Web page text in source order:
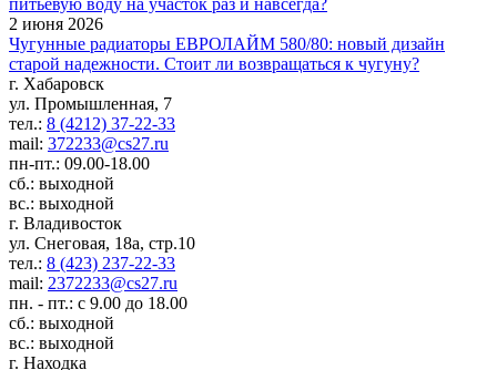
2 июня 2026
Чугунные радиаторы ЕВРОЛАЙМ 580/80: новый дизайн
старой надежности. Стоит ли возвращаться к чугуну?
г. Хабаровск
ул. Промышленная, 7
тел.: 8 (4212) 37-22-33
mail: 372233@cs27.ru
пн-пт.: 09.00-18.00
сб.: выходной
вс.: выходной
г. Владивосток
ул. Снеговая, 18а, стр.10
тел.: 8 (423) 237-22-33
mail: 2372233@cs27.ru
пн. - пт.: с 9.00 до 18.00
сб.: выходной
вс.: выходной
г. Находка